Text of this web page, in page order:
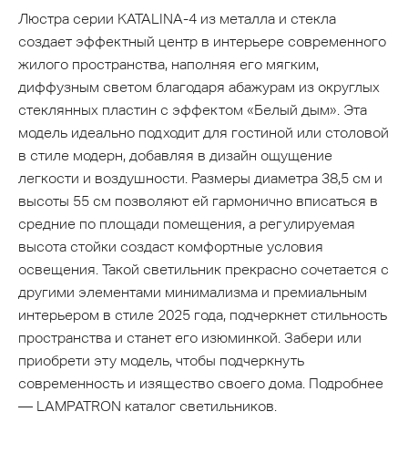
Люстра серии KATALINA-4 из металла и стекла
создает эффектный центр в интерьере современного
жилого пространства, наполняя его мягким,
диффузным светом благодаря абажурам из округлых
стеклянных пластин с эффектом «Белый дым». Эта
модель идеально подходит для гостиной или столовой
в стиле модерн, добавляя в дизайн ощущение
легкости и воздушности. Размеры диаметра 38,5 см и
высоты 55 см позволяют ей гармонично вписаться в
средние по площади помещения, а регулируемая
высота стойки создаст комфортные условия
освещения. Такой светильник прекрасно сочетается с
другими элементами минимализма и премиальным
интерьером в стиле 2025 года, подчеркнет стильность
пространства и станет его изюминкой. Забери или
приобрети эту модель, чтобы подчеркнуть
современность и изящество своего дома. Подробнее
— LAMPATRON каталог светильников.